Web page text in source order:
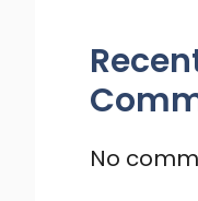
No